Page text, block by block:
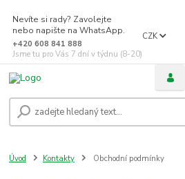
CZK
Nevíte si rady? Zavolejte
nebo napište na WhatsApp.
+420 608 841 888
Jsme tu pro Vás 7 dní v týdnu (8-20)
Úvod Kontakty Obchodní podmínky